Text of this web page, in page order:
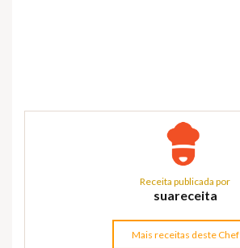
Receita publicada por
suareceita
Mais receitas deste Chef